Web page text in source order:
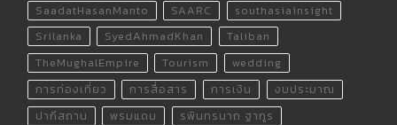
SaadatHasanManto
SAARC
southasiainsight
Srilanka
SyedAhmadKhan
Taliban
TheMughalEmpire
Tourism
wedding
การท่องเที่ยว
การสื่อสาร การเงิน
งบประมาณ
ปากีสถาน
พรมแดน
รพินทรนาถ ฐากูร